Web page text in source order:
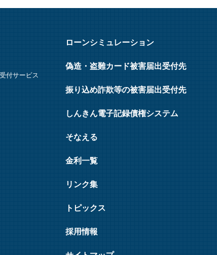
付サービス
ローンシミュレーション
偽造・盗難カード被害届出受付先
振り込め詐欺等の被害届出受付先
しんきん電子記録債権システム
そなえる
金利一覧
リンク集
トピックス
採用情報